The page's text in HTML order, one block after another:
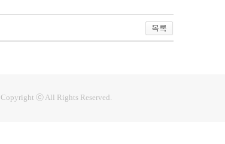
Copyright ⓒ All Rights Reserved.